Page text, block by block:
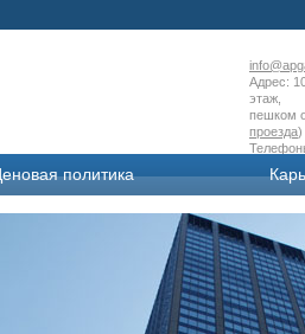
Адрес:
этаж,
пешком
проезда)
политика